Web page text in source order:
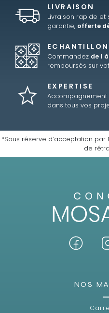
LIVRAISON
Livraison rapide et
garantie, offerte
Commandez de 1
remboursés sur
EXPERTISE
Accompagnement
dans tous vos
*Sous réserve d’acceptation par
de
NOS